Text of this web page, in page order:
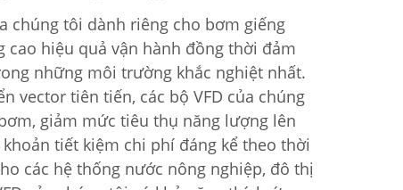
chúng tôi dành riêng cho bơm giếng
cao hiệu quả vận hành đồng thời đảm
những môi trường khắc nghiệt nhất.
vector tiên tiến, các bộ VFD của chúng
giảm mức tiêu thụ năng lượng lên
tiết kiệm chi phí đáng kể theo thời
các hệ thống nước nông nghiệp, đô thị